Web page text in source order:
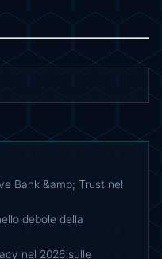
Bank &amp; Trust nel
debole della
nel 2026 sulle